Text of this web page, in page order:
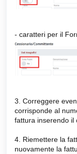
- caratteri per il
3. Correggere
corrisponde al
fattura inserendo il
4. Riemettere la
nuovamente la